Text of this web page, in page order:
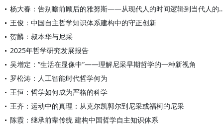
杨大春：告别瞻前顾后的雅努
王俊：中国自主哲学知识体系建构中的守正创新
贺麟：叔本华与尼采
2025年哲学研究发展报告
吴增定：“生活在显像中”——理解尼采早期哲学的一种新视角
罗松涛：人工智能时代哲学何为
王恒：哲学如何成为严格的科学
王齐：运动中的真理：从克尔凯郭尔到尼采或福柯的尼采
陈霞：继承前辈传统 建构中国哲学自主知识体系